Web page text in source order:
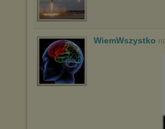
Pełną informację na ten temat
http://chomikuj.pl/PolitykaPrywatnosci.aspx
WiemWszystko